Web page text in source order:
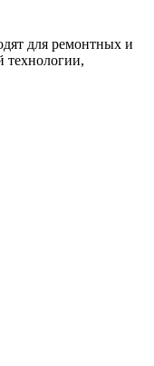
для ремонтных и
технологии,